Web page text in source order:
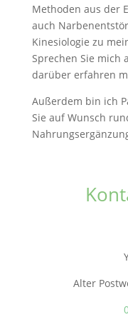
Methoden aus der
auch
Kinesiologie zu
Sprechen Sie mich
darüber erfahren
Außerdem bin ich
Sie auf Wunsch
Alter